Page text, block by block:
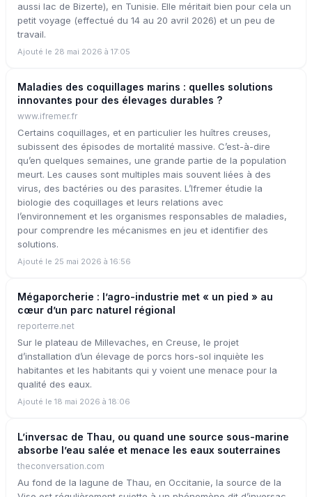
aussi lac de Bizerte), en Tunisie. Elle méritait bien pour cela un
petit voyage (effectué du 14 au 20 avril 2026) et un peu de
travail.
Ajouté le 28 mai 2026 à 17:05
Maladies des coquillages marins : quelles solutions
innovantes pour des élevages durables ?
www.ifremer.fr
Certains coquillages, et en particulier les huîtres creuses,
subissent des épisodes de mortalité massive. C’est-à-dire
qu’en quelques semaines, une grande partie de la population
meurt. Les causes sont multiples mais souvent liées à des
virus, des bactéries ou des parasites. L’Ifremer étudie la
biologie des coquillages et leurs relations avec
l’environnement et les organismes responsables de maladies,
pour comprendre les mécanismes en jeu et identifier des
solutions.
Ajouté le 25 mai 2026 à 16:56
Mégaporcherie : l’agro-industrie met « un pied » au
cœur d’un parc naturel régional
reporterre.net
Sur le plateau de Millevaches, en Creuse, le projet
d’installation d’un élevage de porcs hors-sol inquiète les
habitantes et les habitants qui y voient une menace pour la
qualité des eaux.
Ajouté le 18 mai 2026 à 18:06
L’inversac de Thau, ou quand une source sous-marine
absorbe l’eau salée et menace les eaux souterraines
theconversation.com
Au fond de la lagune de Thau, en Occitanie, la source de la